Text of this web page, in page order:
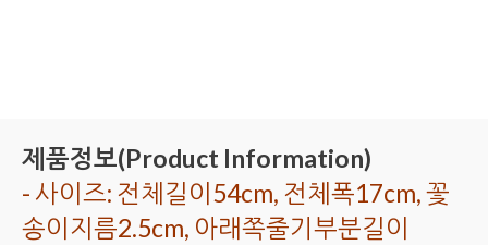
제품정보(Product Information)
- 사이즈: 전체길이54cm, 전체폭17cm, 꽃
송이지름2.5cm, 아래쪽줄기부분길이